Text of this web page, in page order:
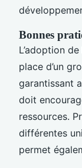
Bonnes
L’adoption de
place d’un
garantissant
doit
ressources.
différentes
permet